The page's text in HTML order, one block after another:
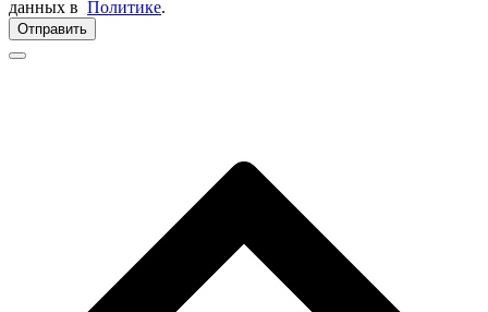
данных в Политике.
Отправить